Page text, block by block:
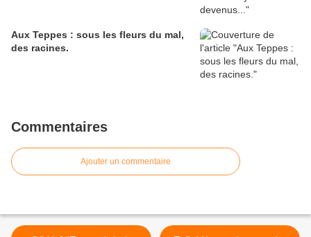
Aux Teppes : sous les fleurs du mal,
des racines.
Commentaires
Ajouter un commentaire